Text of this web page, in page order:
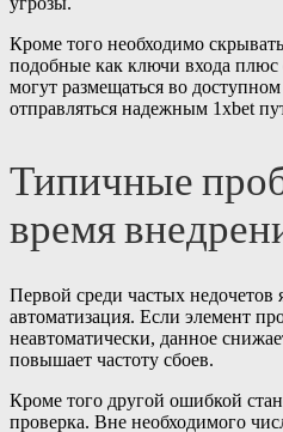
Кроме того необходимо
подобные как ключи входа
могут размещаться во
отправляться надежным 1xbet
Типичные
время
Первой среди частых недочетов
автоматизация. Если элемент
неавтоматически, данное
повышает частоту сбоев.
Кроме того другой ошибкой
проверка. Вне необходимого